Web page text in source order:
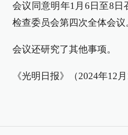
会议同意明年1月6日至8日
检查委员会第四次全体会议
会议还研究了其他事项。
《光明日报》（2024年12月